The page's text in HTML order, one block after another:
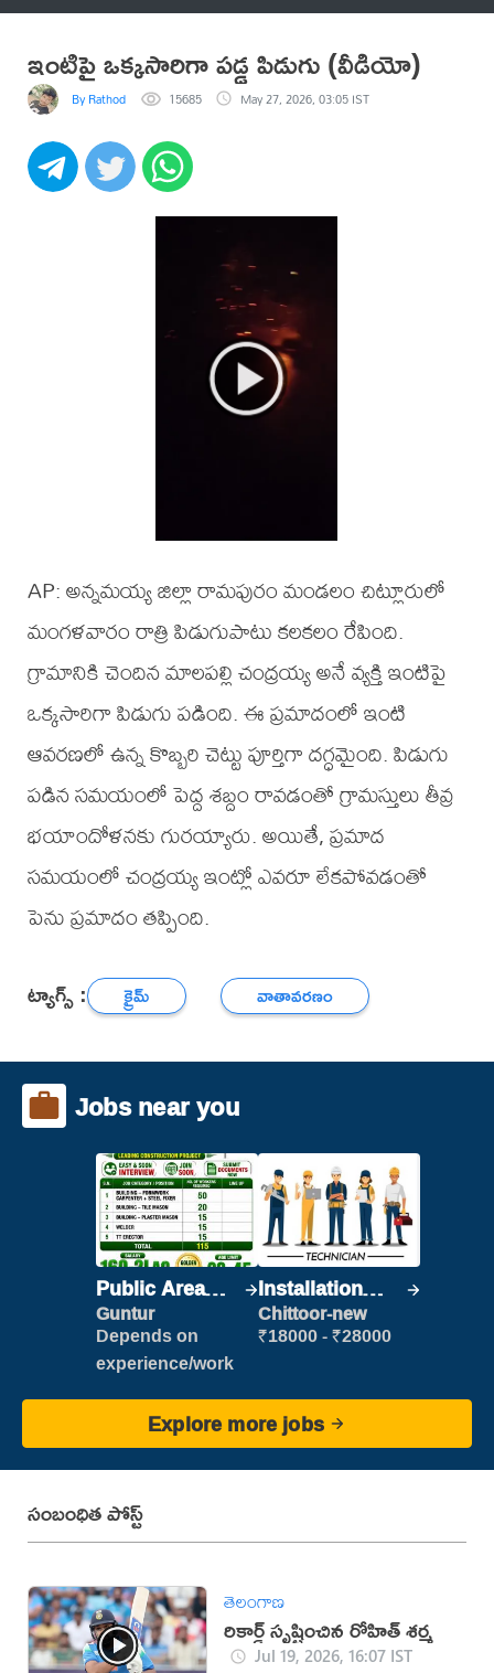
ఇంటిపై ఒక్కసారిగా పడ్డ పిడుగు (వీడియో)
By Rathod 15685 May 27, 2026, 03:05 IST
AP: అన్నమయ్య జిల్లా రామపురం మండలం చిట్లూరులో
మంగళవారం రాత్రి పిడుగుపాటు కలకలం రేపింది.
గ్రామానికి చెందిన మాలపల్లి చంద్రయ్య అనే వ్యక్తి ఇంటిపై
ఒక్కసారిగా పిడుగు పడింది. ఈ ప్రమాదంలో ఇంటి
ఆవరణలో ఉన్న కొబ్బరి చెట్టు పూర్తిగా దగ్ధమైంది. పిడుగు
పడిన సమయంలో పెద్ద శబ్దం రావడంతో గ్రామస్తులు తీవ్ర
భయాందోళనకు గురయ్యారు. అయితే, ప్రమాద
సమయంలో చంద్రయ్య ఇంట్లో ఎవరూ లేకపోవడంతో
పెను ప్రమాదం తప్పింది.
ట్యాగ్స్ : క్రైమ్ వాతావరణం
Jobs near you
Public Area
Cleaner
Guntur
Depends on
experience/work
Installation
Engineer/
Helper
Chittoor-new
₹18000 - ₹28000
Explore more jobs
సంబంధిత పోస్ట్
తెలంగాణ
రికార్డ్ సృష్టించిన రోహిత్ శర్మ
Jul 19, 2026, 16:07 IST